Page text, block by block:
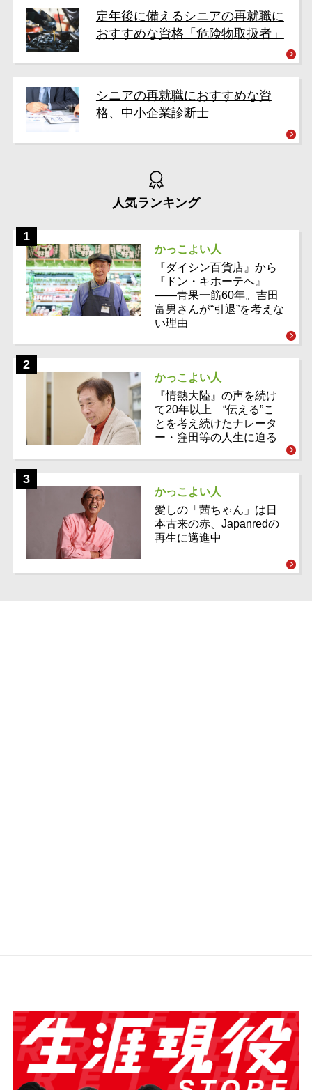
定年後に備えるシニアの再就職に
おすすめな資格「危険物取扱者」
シニアの再就職におすすめな資
格、中小企業診断士
人気ランキング
かっこよい人
『ダイシン百貨店』から
『ドン・キホーテへ』
――青果一筋60年。吉田
富男さんが“引退”を考えな
い理由
かっこよい人
『情熱大陸』の声を続け
て20年以上 “伝える”こ
とを考え続けたナレータ
ー・窪田等の人生に迫る
かっこよい人
愛しの「茜ちゃん」は日
本古来の赤、Japanredの
再生に邁進中